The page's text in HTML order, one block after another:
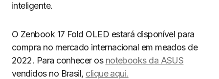
inteligente.
O Zenbook 17 Fold OLED estará disponível para
compra no mercado internacional em meados de
2022. Para conhecer os notebooks da ASUS
vendidos no Brasil, clique aqui.